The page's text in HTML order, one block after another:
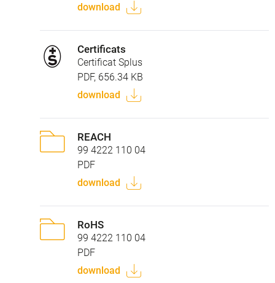
download
Certificats
Certificat Splus
PDF, 656.34 KB
download
REACH
99 4222 110 04
PDF
download
RoHS
99 4222 110 04
PDF
download